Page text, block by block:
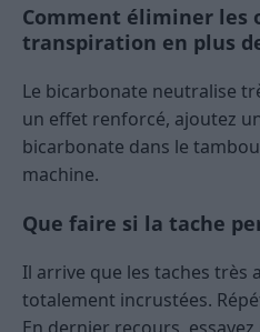
Comment éliminer les
transpiration en plus
Le bicarbonate neutralise
un effet renforcé, ajoutez
bicarbonate dans le
machine.
Que faire si la tache
Il arrive que les taches très
totalement incrustées.